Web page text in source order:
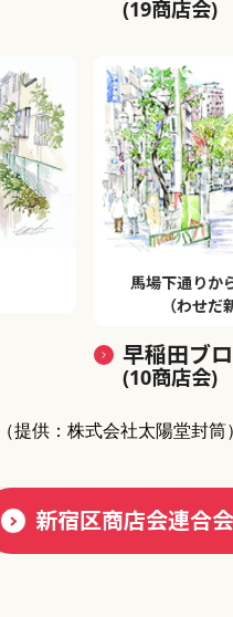
(19商店会)
馬場下通りか
（わせだ
早稲田ブ
(10商店会)
（提供：株式会社太陽堂封筒）
新宿区商店会連合